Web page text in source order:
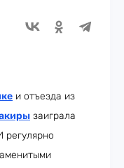
и отъезда из
заиграла